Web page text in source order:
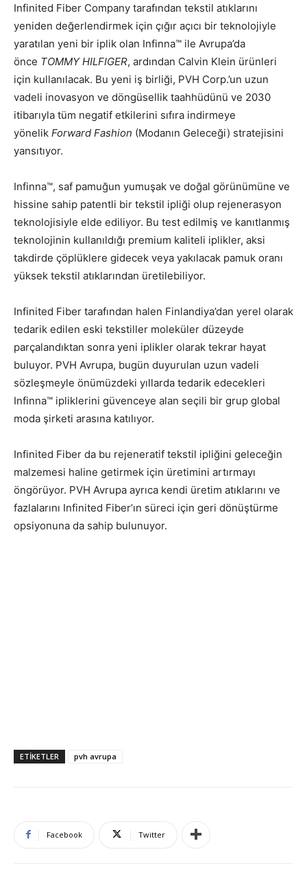
Infinited Fiber Company tarafından tekstil atıklarını
yeniden değerlendirmek için çığır açıcı bir teknolojiyle
yaratılan yeni bir iplik olan Infinna™ ile Avrupa’da
önce TOMMY HILFIGER, ardından Calvin Klein ürünleri
için kullanılacak. Bu yeni iş birliği, PVH Corp.’un uzun
vadeli inovasyon ve döngüsellik taahhüdünü ve 2030
itibarıyla tüm negatif etkilerini sıfıra indirmeye
yönelik Forward Fashion (Modanın Geleceği) stratejisini
yansıtıyor.
Infinna™, saf pamuğun yumuşak ve doğal görünümüne ve
hissine sahip patentli bir tekstil ipliği olup rejenerasyon
teknolojisiyle elde ediliyor. Bu test edilmiş ve kanıtlanmış
teknolojinin kullanıldığı premium kaliteli iplikler, aksi
takdirde çöplüklere gidecek veya yakılacak pamuk oranı
yüksek tekstil atıklarından üretilebiliyor.
Infinited Fiber tarafından halen Finlandiya’dan yerel olarak
tedarik edilen eski tekstiller moleküler düzeyde
parçalandıktan sonra yeni iplikler olarak tekrar hayat
buluyor. PVH Avrupa, bugün duyurulan uzun vadeli
sözleşmeyle önümüzdeki yıllarda tedarik edecekleri
Infinna™ ipliklerini güvenceye alan seçili bir grup global
moda şirketi arasına katılıyor.
Infinited Fiber da bu rejeneratif tekstil ipliğini geleceğin
malzemesi haline getirmek için üretimini artırmayı
öngörüyor. PVH Avrupa ayrıca kendi üretim atıklarını ve
fazlalarını Infinited Fiber’ın süreci için geri dönüştürme
opsiyonuna da sahip bulunuyor.
ETIKETLER pvh avrupa
Facebook Twitter